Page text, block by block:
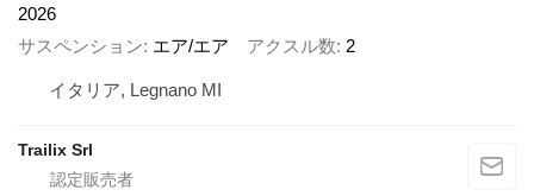
2026
サスペンション エア/エア アクスル数 2
イタリア, Legnano MI
Trailix Srl